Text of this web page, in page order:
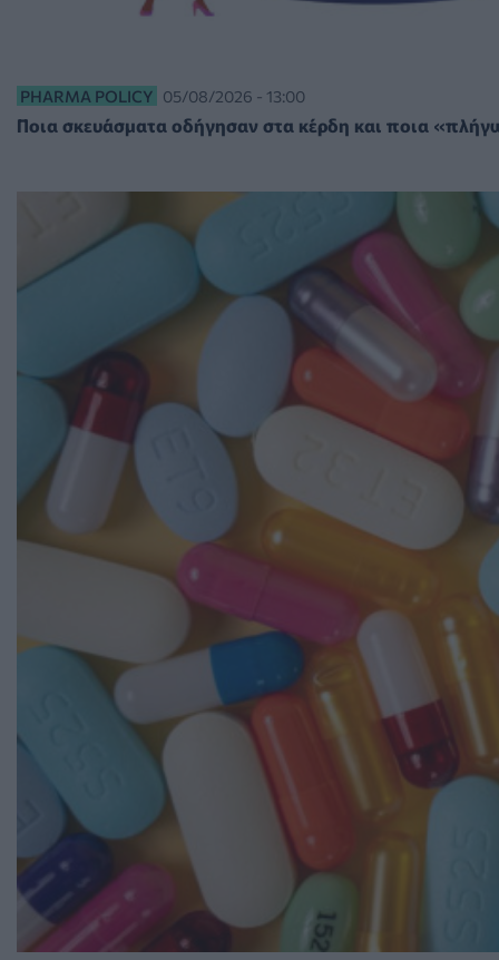
PHARMA POLICY 05/08/2026 - 13:00
Ποια σκευάσματα οδήγησαν στα κέρδη και ποια